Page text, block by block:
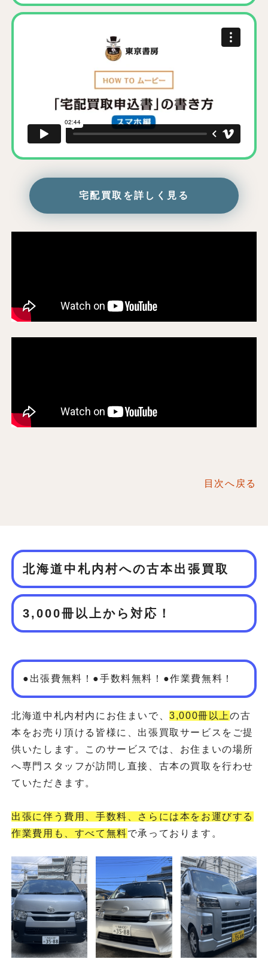
宅配買取を詳しく見る
目次へ戻る
北海道中札内村への古本出張買取
3,000冊以上から対応！
●出張費無料！●手数料無料！●作業費無料！
北海道中札内村内にお住まいで、3,000冊以上 の古
本をお売り頂ける皆様に、出張買取サービスをご提
供いたします。このサービスでは、お住まいの場所
へ専門スタッフが訪問し直接、古本の買取を行わせ
ていただきます。
出張に伴う費用、手数料、さらには本をお運びする
作業費用も、すべて無料で承っております。